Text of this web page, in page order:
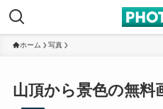
ホーム 写真
山頂から景色の無料